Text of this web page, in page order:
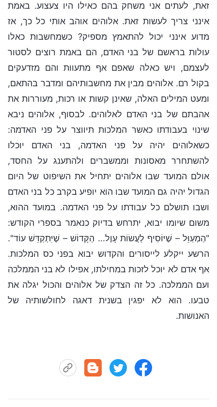
זאת, לעתים אני משחק בהם כאילו היו צעצוע. באמת
אינני צריך לעשות זאת. אלוהים אוהב אותי כל כך, אז
מדוע אינני יכול להתאמץ מספיק? כשמחשבות כאלו
עולות בראשם של בני האדם, הם באמת רוצים לסטור
לעצמם, ויש כאלה שאפם אף מתעוות והם מזדעקים
בקול רם. אלוהים מבין את מחשבותיהם ומדבר בהתאם,
ומעט המילים האלה, שאינן קשות או רכות, מעוררות את
אהבתם של בני האדם לאלוהים. לבסוף, אלוהים ניבא
שינוי בעבודתו כאשר המלכות תיווצר על פני האדמה:
כשאלוהים יהיה על פני האדמה, בני האדם יוכלו
להשתחרר מאסונות וממשברים ולהתענג על החסד,
אולם המועד שבו אלוהים יתחיל את השיפוט של היום
הגדול יהיה גם המועד שבו הוא יופיע בקרב כל בני האדם
ושבו תושלם כל עבודתו על פני האדמה. במועד ההוא,
משום שיומו יבוא, יתרחש בדיוק כנאמר בספרי הקודש:
"הַמְעַוֵּל – שֶׁיּוֹסִיף לַעֲשׂוֹת עָוֶל... הַקָּדוֹשׁ – שֶׁיִּתְקַדֵּשׁ עוֹד".
הרשע ייקלע לייסורים והקדוש יבוא בפני כס המלכות.
אף אדם לא יוכל לזכות במחילתו, אפילו לא בני הממלכה
ועם הממלכה. כל זה הצדק של אלוהים והכול יגלה את
טבעו. הוא לא יפגין בשנית דאגה לחולשותיה של
האנושות.